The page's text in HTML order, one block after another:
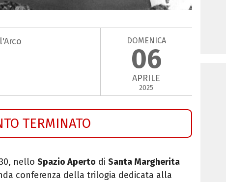
DOMENICA
06
APRILE
2025
TERMINATO
nello Spazio Aperto di Santa Margherita
conferenza della trilogia dedicata alla